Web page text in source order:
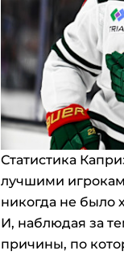
Статистика
лучшими
никогда не было
И, наблюдая за
причины, по